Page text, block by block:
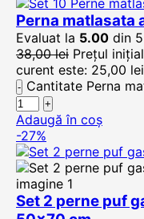
Perna matlasata
Evaluat la 5.00 din 5
38,00lei Prețul
curent este: 25,00
Cantitate Perna
Adaugă în coș
-27%
Set 2 perne puf